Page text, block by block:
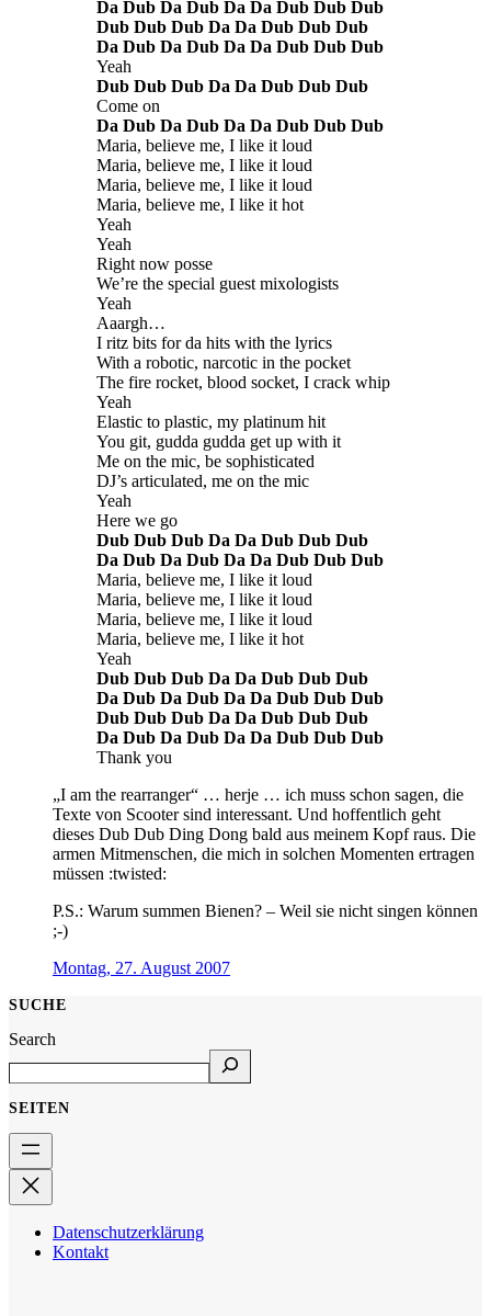
Da Dub Da Dub Da Da Dub Dub Dub
Dub Dub Dub Da Da Dub Dub Dub
Da Dub Da Dub Da Da Dub Dub Dub
Yeah
Dub Dub Dub Da Da Dub Dub Dub
Come on
Da Dub Da Dub Da Da Dub Dub Dub
Maria, believe me, I like it loud
Maria, believe me, I like it loud
Maria, believe me, I like it loud
Maria, believe me, I like it hot
Yeah
Yeah
Right now posse
We’re the special guest mixologists
Yeah
Aaargh…
I ritz bits for da hits with the lyrics
With a robotic, narcotic in the pocket
The fire rocket, blood socket, I crack whip
Yeah
Elastic to plastic, my platinum hit
You git, gudda gudda get up with it
Me on the mic, be sophisticated
DJ’s articulated, me on the mic
Yeah
Here we go
Dub Dub Dub Da Da Dub Dub Dub
Da Dub Da Dub Da Da Dub Dub Dub
Maria, believe me, I like it loud
Maria, believe me, I like it loud
Maria, believe me, I like it loud
Maria, believe me, I like it hot
Yeah
Dub Dub Dub Da Da Dub Dub Dub
Da Dub Da Dub Da Da Dub Dub Dub
Dub Dub Dub Da Da Dub Dub Dub
Da Dub Da Dub Da Da Dub Dub Dub
Thank you
„I am the rearranger“ … herje … ich muss schon sagen, die
Texte von Scooter sind interessant. Und hoffentlich geht
dieses Dub Dub Ding Dong bald aus meinem Kopf raus. Die
armen Mitmenschen, die mich in solchen Momenten ertragen
müssen :twisted:
P.S.: Warum summen Bienen? – Weil sie nicht singen können
;-)
Montag, 27. August 2007
SUCHE
Search
SEITEN
Datenschutzerklärung
Kontakt